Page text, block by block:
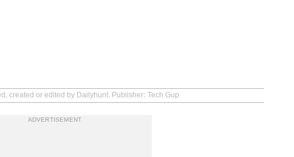
created or edited by Dailyhunt. Publisher: Tech Gup
ADVERTISEMENT